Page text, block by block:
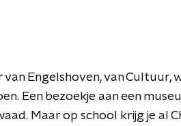
van Engelshoven, van
Een bezoekje aan een
Maar op school krijg je al